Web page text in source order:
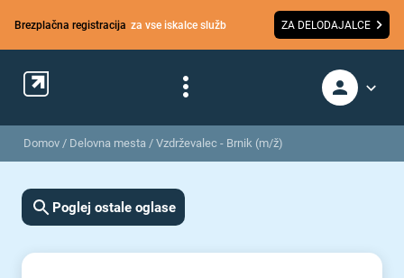
Brezplačna registracija za vse iskalce služb ZA DELODAJALCE
Domov / Delovna mesta / Vzdrževalec - Brnik (m/ž)
Poglej ostale oglase